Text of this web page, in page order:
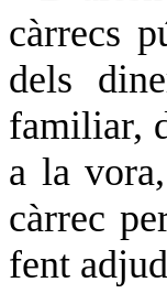
càrrecs
dels
familiar,
a la
càrrec
fent